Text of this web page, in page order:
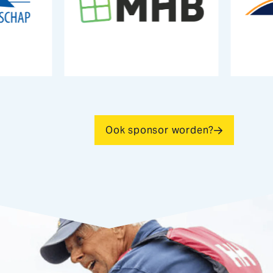
Ook sponsor worden?